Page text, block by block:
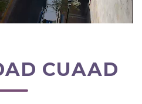
CUAAD